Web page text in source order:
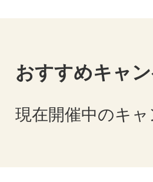
おすすめキャ
現在開催中のキ